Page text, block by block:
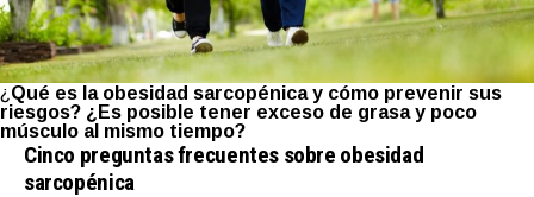
¿Qué es la obesidad sarcopénica y cómo prevenir sus
riesgos? ¿Es posible tener exceso de grasa y poco
músculo al mismo tiempo?
Cinco preguntas frecuentes sobre obesidad
sarcopénica